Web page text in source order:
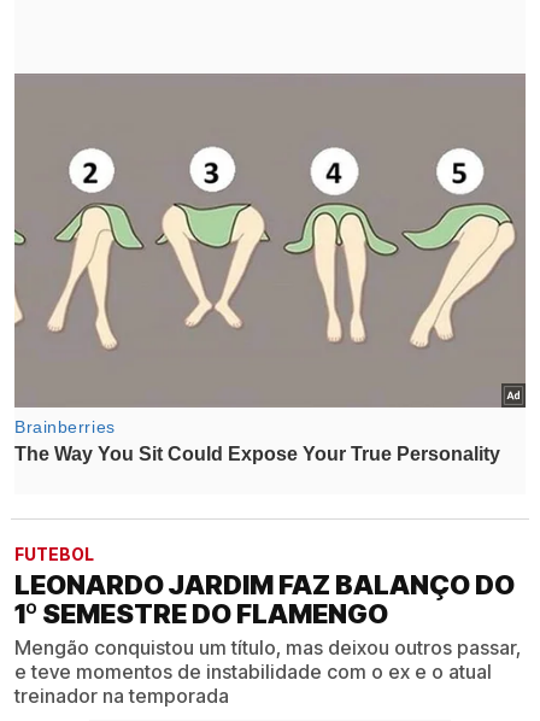
FUTEBOL
LEONARDO JARDIM FAZ BALANÇO DO
1º SEMESTRE DO FLAMENGO
Mengão conquistou um título, mas deixou outros passar,
e teve momentos de instabilidade com o ex e o atual
treinador na temporada